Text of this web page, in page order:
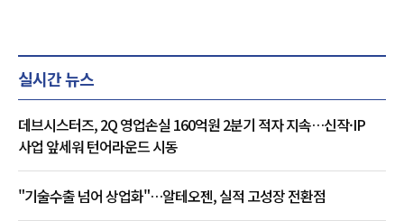
실시간 뉴스
데브시스터즈, 2Q 영업손실 160억원 2분기 적자 지속…신작·IP
사업 앞세워 턴어라운드 시동
"기술수출 넘어 상업화"…알테오젠, 실적 고성장 전환점